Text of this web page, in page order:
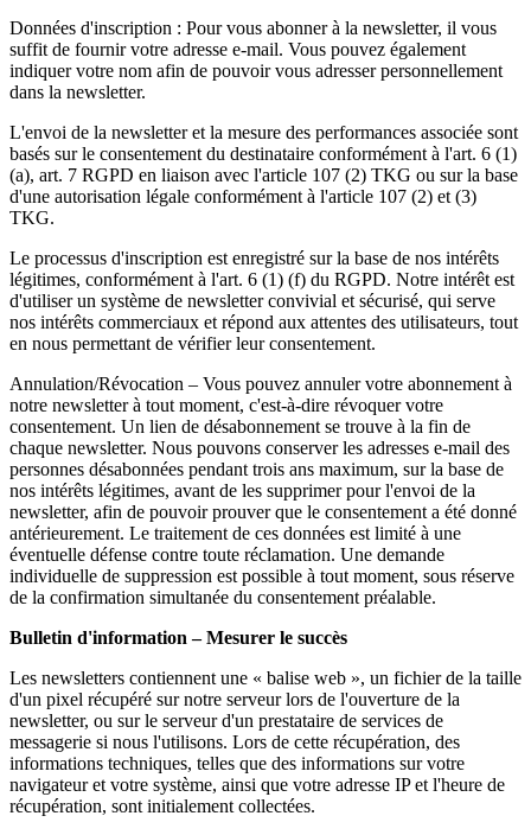
Données d'inscription : Pour vous abonner à la newsletter, il vous
suffit de fournir votre adresse e-mail. Vous pouvez également
indiquer votre nom afin de pouvoir vous adresser personnellement
dans la newsletter.
L'envoi de la newsletter et la mesure des performances associée sont
basés sur le consentement du destinataire conformément à l'art. 6 (1)
(a), art. 7 RGPD en liaison avec l'article 107 (2) TKG ou sur la base
d'une autorisation légale conformément à l'article 107 (2) et (3)
TKG.
Le processus d'inscription est enregistré sur la base de nos intérêts
légitimes, conformément à l'art. 6 (1) (f) du RGPD. Notre intérêt est
d'utiliser un système de newsletter convivial et sécurisé, qui serve
nos intérêts commerciaux et répond aux attentes des utilisateurs, tout
en nous permettant de vérifier leur consentement.
Annulation/Révocation – Vous pouvez annuler votre abonnement à
notre newsletter à tout moment, c'est-à-dire révoquer votre
consentement. Un lien de désabonnement se trouve à la fin de
chaque newsletter. Nous pouvons conserver les adresses e-mail des
personnes désabonnées pendant trois ans maximum, sur la base de
nos intérêts légitimes, avant de les supprimer pour l'envoi de la
newsletter, afin de pouvoir prouver que le consentement a été donné
antérieurement. Le traitement de ces données est limité à une
éventuelle défense contre toute réclamation. Une demande
individuelle de suppression est possible à tout moment, sous réserve
de la confirmation simultanée du consentement préalable.
Bulletin d'information – Mesurer le succès
Les newsletters contiennent une « balise web », un fichier de la taille
d'un pixel récupéré sur notre serveur lors de l'ouverture de la
newsletter, ou sur le serveur d'un prestataire de services de
messagerie si nous l'utilisons. Lors de cette récupération, des
informations techniques, telles que des informations sur votre
navigateur et votre système, ainsi que votre adresse IP et l'heure de
récupération, sont initialement collectées.